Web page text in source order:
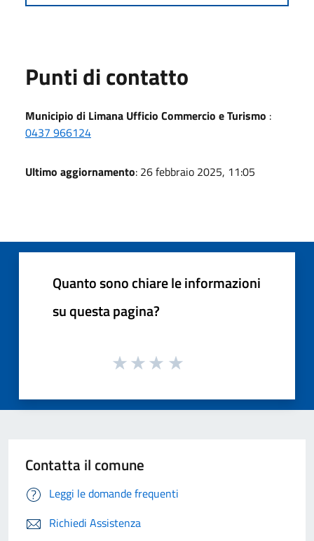
Punti di contatto
Municipio di Limana Ufficio Commercio e Turismo :
0437 966124
Ultimo aggiornamento: 26 febbraio 2025, 11:05
Quanto sono chiare le informazioni
su questa pagina?
Contatta il comune
Leggi le domande frequenti
Richiedi Assistenza